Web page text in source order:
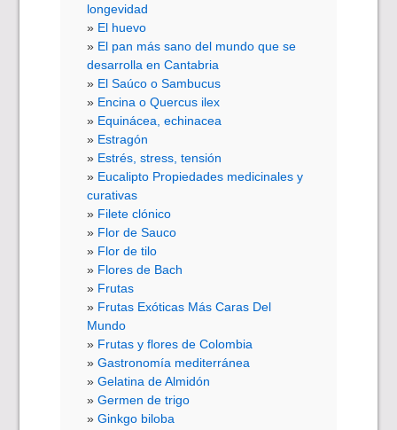
longevidad
El huevo
El pan más sano del mundo que se
desarrolla en Cantabria
El Saúco o Sambucus
Encina o Quercus ilex
Equinácea, echinacea
Estragón
Estrés, stress, tensión
Eucalipto Propiedades medicinales y
curativas
Filete clónico
Flor de Sauco
Flor de tilo
Flores de Bach
Frutas
Frutas Exóticas Más Caras Del
Mundo
Frutas y flores de Colombia
Gastronomía mediterránea
Gelatina de Almidón
Germen de trigo
Ginkgo biloba